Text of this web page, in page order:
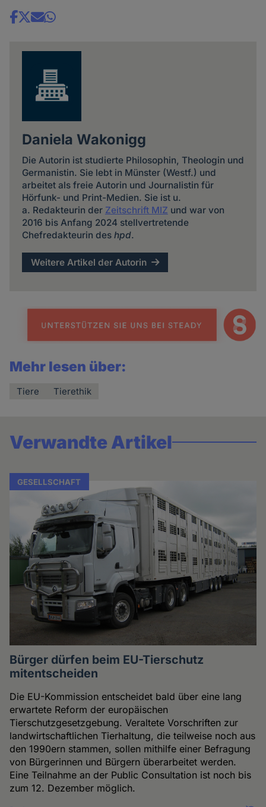
Share
Daniela Wakonigg
Die Autorin ist studierte Philosophin, Theologin und
Germanistin. Sie lebt in Münster (Westf.) und
arbeitet als freie Autorin und Journalistin für
Hörfunk- und Print-Medien. Sie ist u.
a. Redakteurin der Zeitschrift MIZ und war von
2016 bis Anfang 2024 stellvertretende
Chefredakteurin des hpd.
Weitere Artikel der Autorin
Mehr lesen über:
Tiere Tierethik
Verwandte Artikel
GESELLSCHAFT
Bürger dürfen beim EU-Tierschutz
mitentscheiden
Die EU-Kommission entscheidet bald über eine lang
erwartete Reform der europäischen
Tierschutzgesetzgebung. Veraltete Vorschriften zur
landwirtschaftlichen Tierhaltung, die teilweise noch aus
den 1990ern stammen, sollen mithilfe einer Befragung
von Bürgerinnen und Bürgern überarbeitet werden.
Eine Teilnahme an der Public Consultation ist noch bis
zum 12. Dezember möglich.